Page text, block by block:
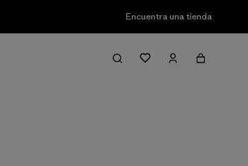
Encuentra una tienda
Filter & Sort